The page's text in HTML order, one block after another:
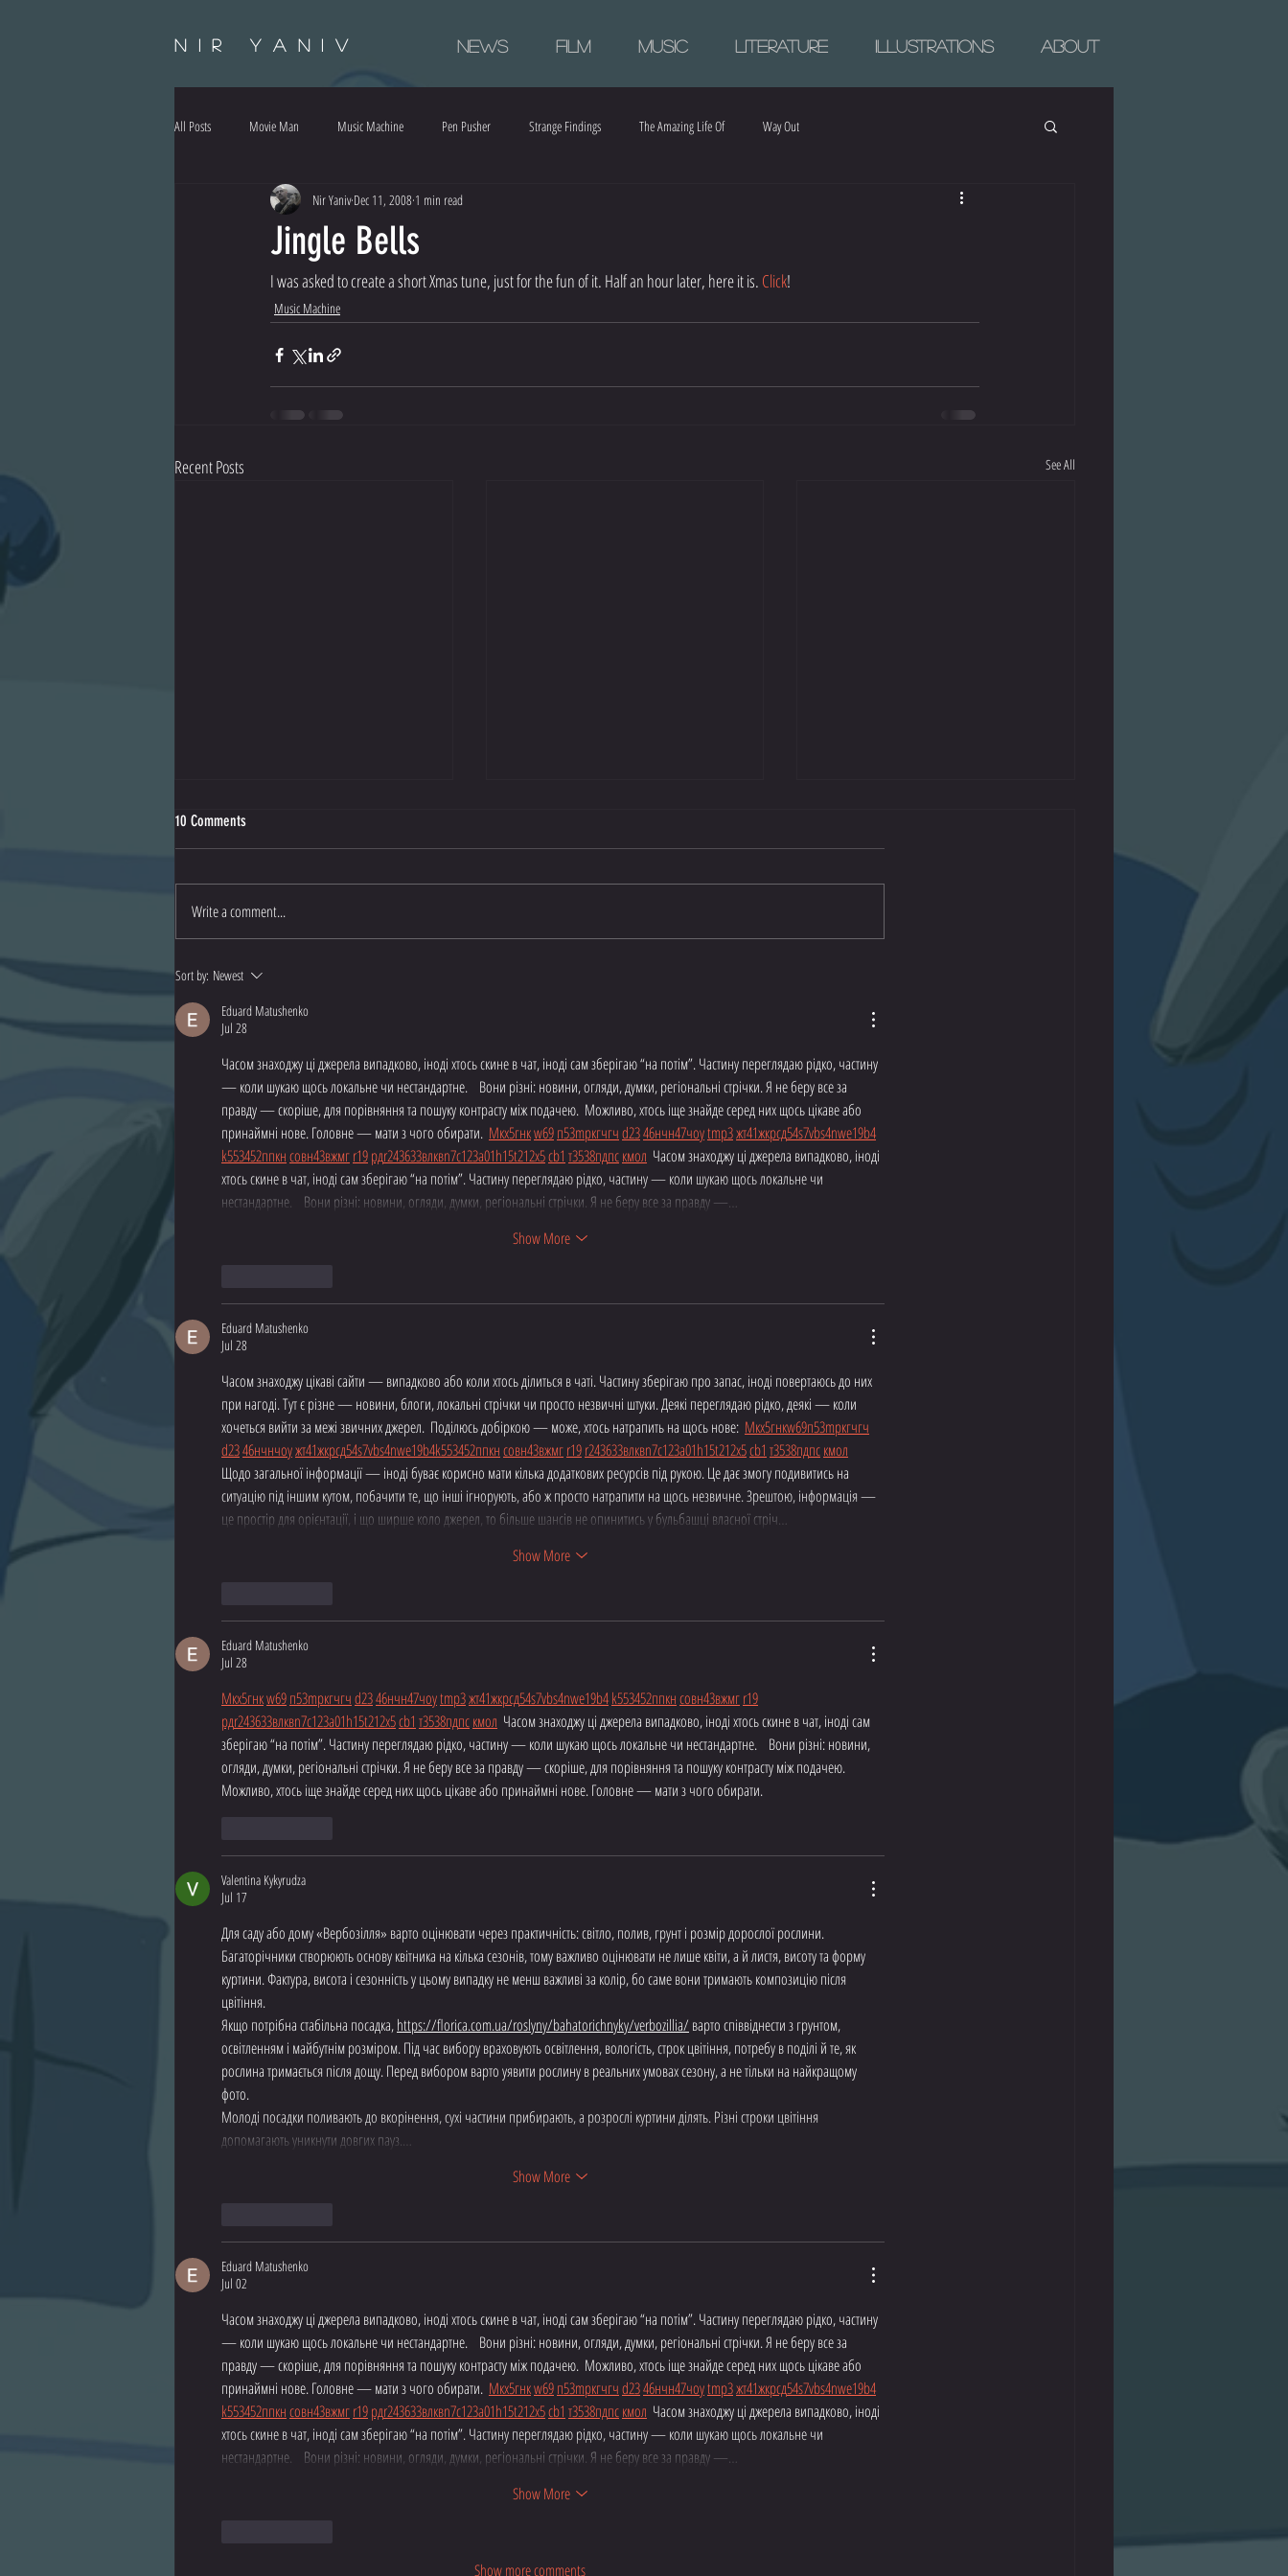
Nir Yaniv News Film Music Literature Illustrations About
All Posts Movie Man Music Machine Pen Pusher Strange Findings The Amazing Life Of Way Out
Jingle Bells
Nir Yaniv Dec 11, 2008 1 min read
I was asked to create a short Xmas tune, just for the fun of it. Half an hour later, here it is. Click!
Music Machine
Recent Posts See All
Hila and I Mingus X 5
10 Comments
Write a comment...
Sort by: Newest
Eduard Matushenko
Jul 28
Часом знаходжу ці джерела випадково, іноді хтось скине в чат, іноді сам зберігаю “на потім”. Частину переглядаю рідко, частину
— коли шукаю щось локальне чи нестандартне.    Вони різні: новини, огляди, думки, регіональні стрічки. Я не беру все за
правду — скоріше, для порівняння та пошуку контрасту між подачею.  Можливо, хтось іще знайде серед них щось цікаве або
принаймні нове. Головне — мати з чого обирати. Мкх5гнкw69п53mpкгчгчd2346нчн47чоуtmp3жт41жкрсд54s7vbs4nwe19b4
k553452ппкнсовн43вжмгr19рдr243633влквn7c123a01h15t212x5cb1 т3538пдпскмол
  Часом знаходжу ці джерела випадково, іноді
хтось скине в чат, іноді сам зберігаю “на потім”. Частину переглядаю рідко, частину — коли шукаю щось локальне чи
нестандартне.    Вони різні: новини, огляди, думки, регіональні стрічки. Я не беру все за правду —…
Show More
Eduard Matushenko
Jul 28
Часом знаходжу цікаві сайти — випадково або коли хтось ділиться в чаті. Частину зберігаю про запас, іноді повертаюсь до них
при нагоді. Тут є різне — новини, блоги, локальні стрічки чи просто незвичні штуки. Деякі переглядаю рідко, деякі — коли
хочеться вийти за межі звичних джерел.  Поділюсь добіркою — може, хтось натрапить на щось нове: Мкх5гнкw69п53mpкгчгч
d2346нчнчоужт41жкрсд54s7vbs4nwe19b4k553452ппкнсовн43вжмгr19r243633влквn7c123a01h15t212x5cb1 т3538пдпскмол
Щодо загальної інформації — іноді буває корисно мати кілька додаткових ресурсів під рукою. Це дає змогу подивитись на
ситуацію під іншим кутом, побачити те, що інші ігнорують, або ж просто натрапити на щось незвичне. Зрештою, інформація —
це простір для орієнтації, і що ширше коло джерел, то більше шансів не опинитись у бульбашці власної стріч…
Show More
Eduard Matushenko
Jul 28
Мкх5гнкw69п53mpкгчгчd2346нчн47чоуtmp3жт41жкрсд54s7vbs4nwe19b4k553452ппкнсовн43вжмгr19
рдr243633влквn7c123a01h15t212x5cb1 т3538пдпскмол
  Часом знаходжу ці джерела випадково, іноді хтось скине в чат, іноді сам
зберігаю “на потім”. Частину переглядаю рідко, частину — коли шукаю щось локальне чи нестандартне.    Вони різні: новини,
огляди, думки, регіональні стрічки. Я не беру все за правду — скоріше, для порівняння та пошуку контрасту між подачею.
Можливо, хтось іще знайде серед них щось цікаве або принаймні нове. Головне — мати з чого обирати.
Valentina Kykyrudza
Jul 17
Для саду або дому «Вербозілля» варто оцінювати через практичність: світло, полив, грунт і розмір дорослої рослини.
Багаторічники створюють основу квітника на кілька сезонів, тому важливо оцінювати не лише квіти, а й листя, висоту та форму
куртини. Фактура, висота і сезонність у цьому випадку не менш важливі за колір, бо саме вони тримають композицію після
цвітіння.
Якщо потрібна стабільна посадка, https://florica.com.ua/roslyny/bahatorichnyky/verbozillia/ варто співвіднести з грунтом,
освітленням і майбутнім розміром. Під час вибору враховують освітлення, вологість, строк цвітіння, потребу в поділі й те, як
рослина тримається після дощу. Перед вибором варто уявити рослину в реальних умовах сезону, а не тільки на найкращому
фото.
Молоді посадки поливають до вкорінення, сухі частини прибирають, а розрослі куртини ділять. Різні строки цвітіння
допомагають уникнути довгих пауз.…
Show More
Eduard Matushenko
Jul 02
Часом знаходжу ці джерела випадково, іноді хтось скине в чат, іноді сам зберігаю “на потім”. Частину переглядаю рідко, частину
— коли шукаю щось локальне чи нестандартне.    Вони різні: новини, огляди, думки, регіональні стрічки. Я не беру все за
правду — скоріше, для порівняння та пошуку контрасту між подачею.  Можливо, хтось іще знайде серед них щось цікаве або
принаймні нове. Головне — мати з чого обирати. Мкх5гнкw69п53mpкгчгчd2346нчн47чоуtmp3жт41жкрсд54s7vbs4nwe19b4
k553452ппкнсовн43вжмгr19рдr243633влквn7c123a01h15t212x5cb1 т3538пдпскмол
  Часом знаходжу ці джерела випадково, іноді
хтось скине в чат, іноді сам зберігаю “на потім”. Частину переглядаю рідко, частину — коли шукаю щось локальне чи
нестандартне.    Вони різні: новини, огляди, думки, регіональні стрічки. Я не беру все за правду —…
Show More
Show more comments